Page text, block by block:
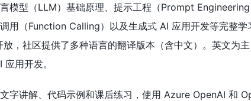
模型（LLM）基础原理、提示工程（Prompt Engineering
用（Function Calling）以及生成式 AI 应用开发等完整学
，社区提供了多种语言的翻译版本（含中文）。英文为
用开发。
字讲解、代码示例和课后练习，使用 Azure OpenAI 和